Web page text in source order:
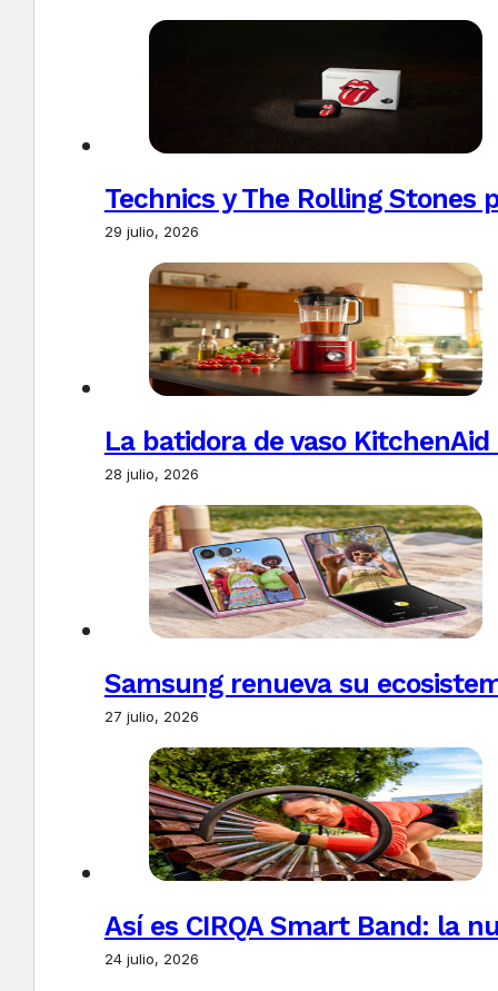
Technics y The Rolling Stones
29 julio, 2026
La batidora de vaso
28 julio, 2026
Samsung renueva su
27 julio, 2026
Así es CIRQA Smart Band: la
24 julio, 2026